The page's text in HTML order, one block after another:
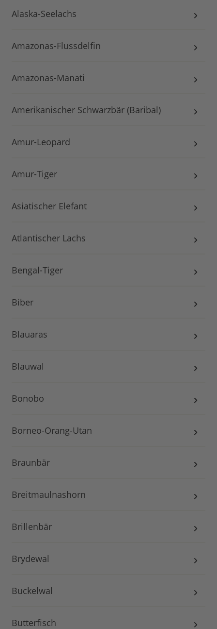
Alaska-Seelachs
Amazonas-Flussdelfin
Amazonas-Manati
Amerikanischer Schwarzbär (Baribal)
Amur-Leopard
Amur-Tiger
Asiatischer Elefant
Atlantischer Lachs
Bengal-Tiger
Biber
Blauaras
Blauwal
Bonobo
Borneo-Orang-Utan
Braunbär
Breitmaulnashorn
Brillenbär
Brydewal
Buckelwal
Butterfisch